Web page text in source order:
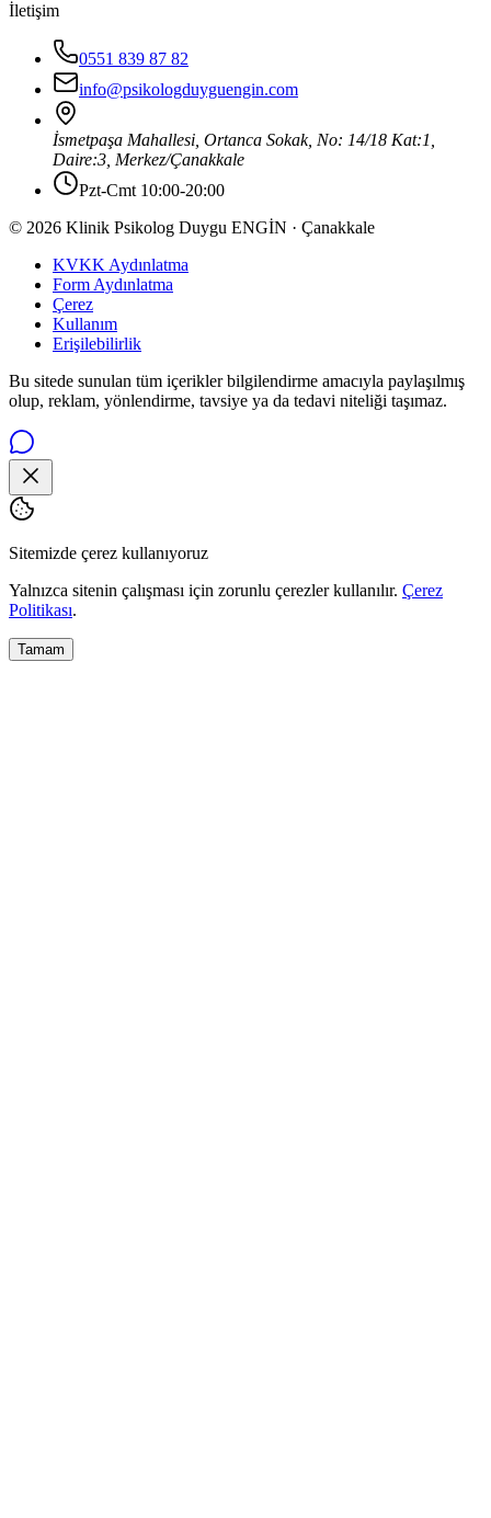
İletişim
0551 839 87 82
info@psikologduyguengin.com
İsmetpaşa Mahallesi, Ortanca Sokak, No: 14/18 Kat:1,
Daire:3 Merkez/Çanakkale
Pzt-Cmt 10:00-20:00
© 2026 Klinik Psikolog Duygu ENGİN · Çanakkale
KVKK Aydınlatma
Form Aydınlatma
Çerez
Kullanım
Erişilebilirlik
Bu sitede sunulan tüm içerikler bilgilendirme amacıyla paylaşılmış
olup, reklam, yönlendirme, tavsiye ya da tedavi niteliği taşımaz.
Sitemizde çerez kullanıyoruz
Yalnızca sitenin çalışması için zorunlu çerezler kullanılır. Çerez
Politikası.
Tamam